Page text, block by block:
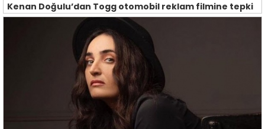
Kenan Doğulu’dan Togg otomobil reklam filmine tepki